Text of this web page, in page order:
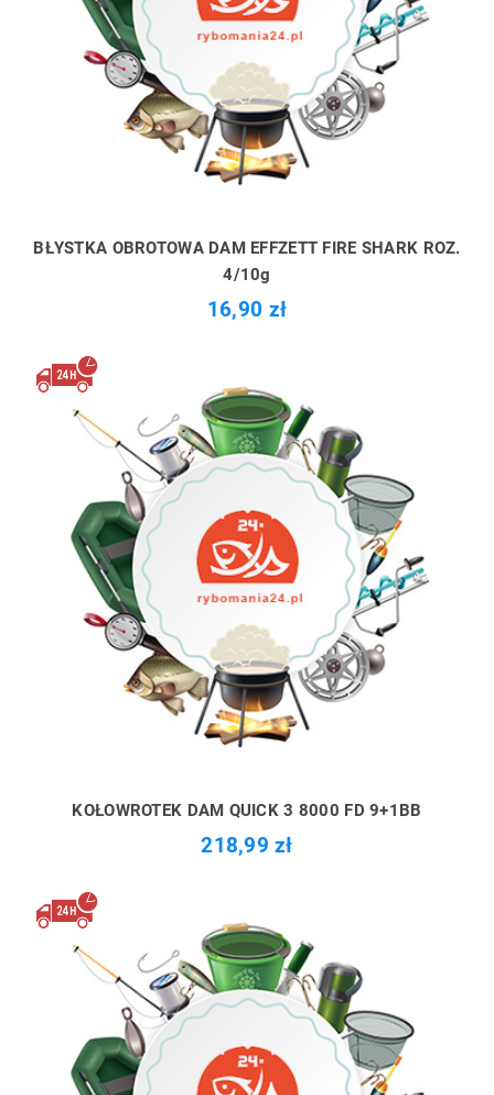
BŁYSTKA OBROTOWA DAM EFFZETT FIRE SHARK ROZ.
4/10g
16,90 zł
KOŁOWROTEK DAM QUICK 3 8000 FD 9+1BB
218,99 zł